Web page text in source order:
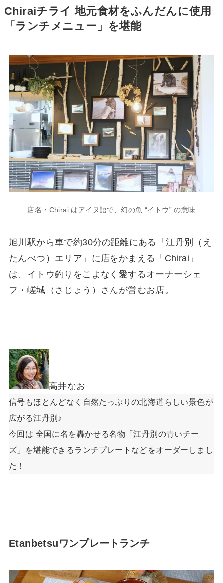
Chiraiチライ 地元食材をふんだんに使用
「ランチメニュー」を堪能
店名・Chirai はアイヌ語で、幻の魚 “イトウ” の意味
旭川駅から車で約30分の距離にある「江丹別（え
たんべつ）エリア」に店をかまえる「Chirai」
は、イトウ釣りをこよなく愛するオーナーシェ
フ・嵯城（さじょう）さんが営むお店。
高井なお
信号もほとんどなく自然たっぷりの北海道らしい景色が
広がる江丹別♪
今回は 全国に名を轟かせる名物「江丹別の青いチー
ズ」を堪能できるランチプレートなどをオーダーしまし
た！
Etanbetsuワンプレートランチ